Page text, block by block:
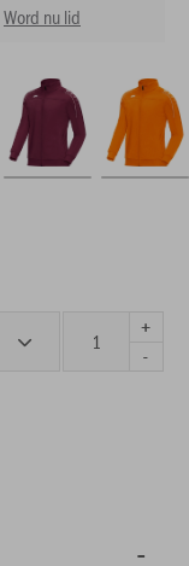
Word nu lid
+
-